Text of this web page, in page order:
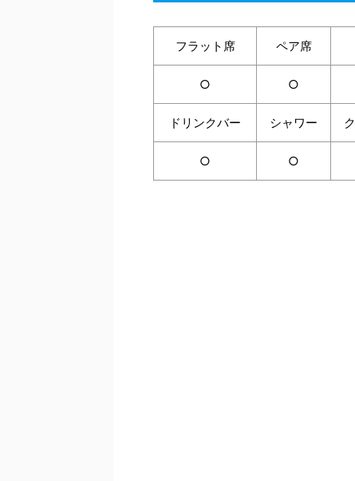
フラット席 ペア席
○ ○
ドリンクバー シャワー
○ ○